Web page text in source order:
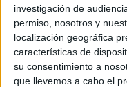
investigación de
permiso, nosotros y
localización geográfica
características de
su consentimiento a
que llevemos a cabo el
Este evento no era
primera sede
en el norte de África,
vecino como el centro